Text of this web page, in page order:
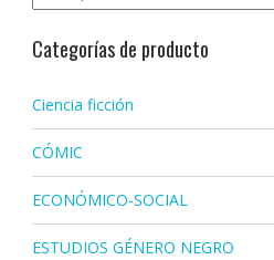
Categorías de producto
Ciencia ficción
CÓMIC
ECONÓMICO-SOCIAL
ESTUDIOS GÉNERO NEGRO